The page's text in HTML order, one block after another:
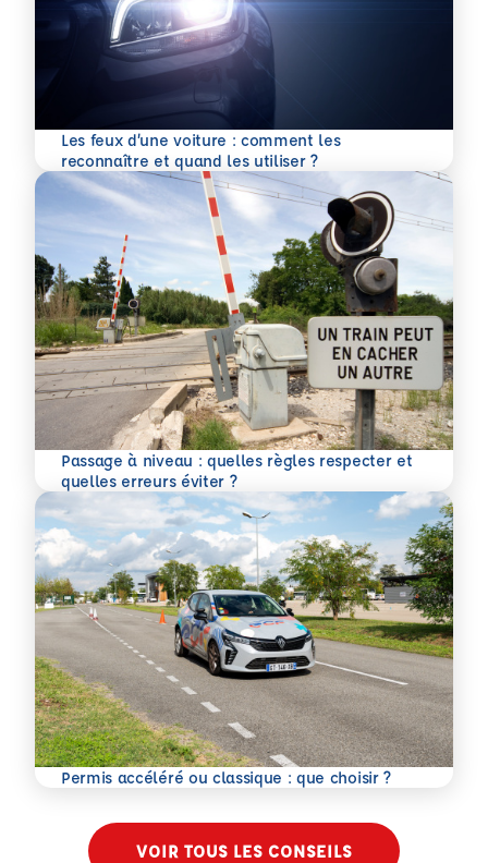
Les feux d’une voiture : comment les
reconnaître et quand les utiliser ?
En savoir plus
Passage à niveau : quelles règles respecter et
quelles erreurs éviter ?
En savoir plus
Permis accéléré ou classique : que choisir ?
En savoir plus
VOIR TOUS LES CONSEILS